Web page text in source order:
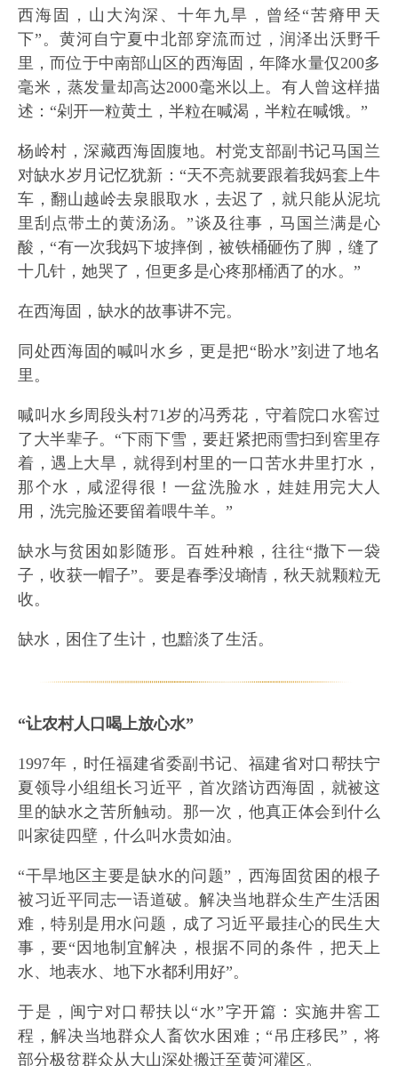
西海固，山大沟深、十年九旱，曾经“苦瘠甲天
下”。黄河自宁夏中北部穿流而过，润泽出沃野千
里，而位于中南部山区的西海固，年降水量仅200多
毫米，蒸发量却高达2000毫米以上。有人曾这样描
述：“剁开一粒黄土，半粒在喊渴，半粒在喊饿。”
杨岭村，深藏西海固腹地。村党支部副书记马国兰
对缺水岁月记忆犹新：“天不亮就要跟着我妈套上牛
车，翻山越岭去泉眼取水，去迟了，就只能从泥坑
里刮点带土的黄汤汤。”谈及往事，马国兰满是心
酸，“有一次我妈下坡摔倒，被铁桶砸伤了脚，缝了
十几针，她哭了，但更多是心疼那桶洒了的水。”
在西海固，缺水的故事讲不完。
同处西海固的喊叫水乡，更是把“盼水”刻进了地名
里。
喊叫水乡周段头村71岁的冯秀花，守着院口水窖过
了大半辈子。“下雨下雪，要赶紧把雨雪扫到窖里存
着，遇上大旱，就得到村里的一口苦水井里打水，
那个水，咸涩得很！一盆洗脸水，娃娃用完大人
用，洗完脸还要留着喂牛羊。”
缺水与贫困如影随形。百姓种粮，往往“撒下一袋
子，收获一帽子”。要是春季没墒情，秋天就颗粒无
收。
缺水，困住了生计，也黯淡了生活。
“让农村人口喝上放心水”
1997年，时任福建省委副书记、福建省对口帮扶宁
夏领导小组组长习近平，首次踏访西海固，就被这
里的缺水之苦所触动。那一次，他真正体会到什么
叫家徒四壁，什么叫水贵如油。
“干旱地区主要是缺水的问题”，西海固贫困的根子
被习近平同志一语道破。解决当地群众生产生活困
难，特别是用水问题，成了习近平最挂心的民生大
事，要“因地制宜解决，根据不同的条件，把天上
水、地表水、地下水都利用好”。
于是，闽宁对口帮扶以“水”字开篇：实施井窖工
程，解决当地群众人畜饮水困难；“吊庄移民”，将
部分极贫群众从大山深处搬迁至黄河灌区。